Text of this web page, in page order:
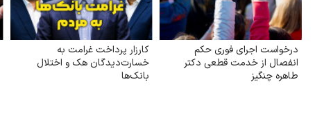
درخواست اجرای فوری حکم
انفصال از خدمت قطعی دکتر
طاهره چنگیز
کارزار پرداخت غرامت به
خسارت‌دیدگان هک و اختلال
بانک‌ها